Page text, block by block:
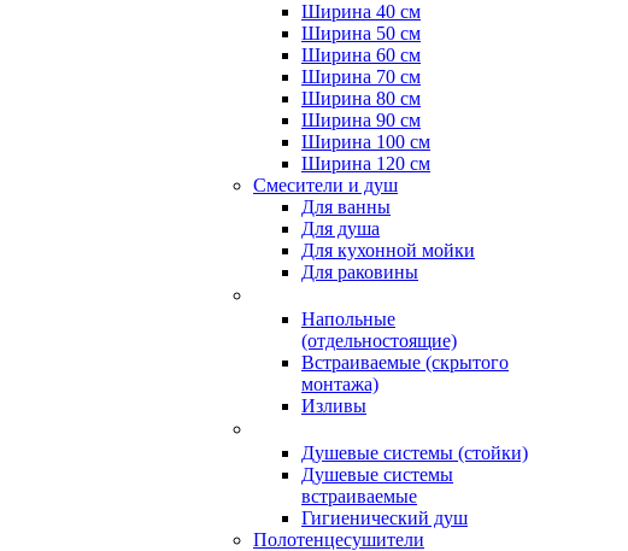
Ширина 40 см
Ширина 50 см
Ширина 60 см
Ширина 70 см
Ширина 80 см
Ширина 90 см
Ширина 100 см
Ширина 120 см
Смесители и душ
Для ванны
Для душа
Для кухонной мойки
Для раковины
Напольные
(отдельностоящие)
Встраиваемые (скрытого
монтажа)
Изливы
Душевые системы (стойки)
Душевые системы
встраиваемые
Гигиенический душ
Полотенцесушители